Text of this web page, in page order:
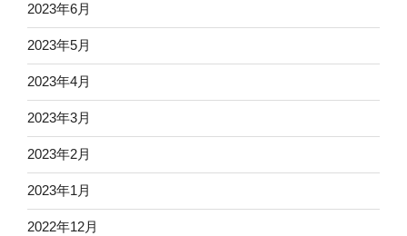
2023年6月
2023年5月
2023年4月
2023年3月
2023年2月
2023年1月
2022年12月